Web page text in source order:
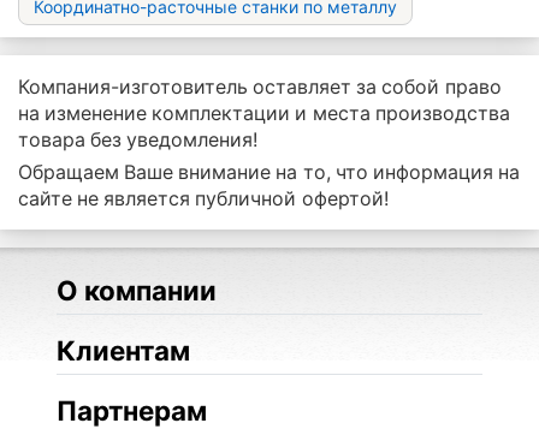
Координатно-расточные станки по металлу
Компания-изготовитель оставляет за собой право
на изменение комплектации и места производства
товара без уведомления!
Обращаем Ваше внимание на то, что информация на
сайте не является публичной офертой!
О компании
Клиентам
Партнерам